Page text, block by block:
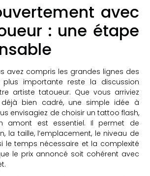
avec
: une étape
avez compris les grandes lignes des
plus importante reste la discussion
artiste tatoueur. Que vous arriviez
bien cadré, une simple idée à
envisagiez de choisir un tattoo flash,
amont est essentiel. Il permet de
la taille, l’emplacement, le niveau de
le temps nécessaire et la complexité
le prix annoncé soit cohérent avec